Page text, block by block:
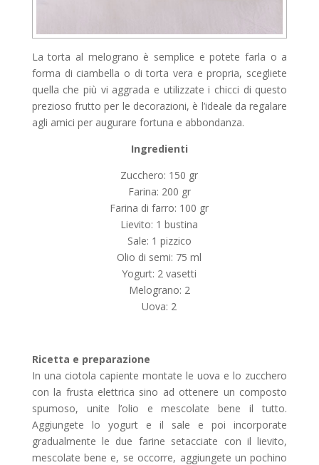
La torta al melograno è semplice e potete farla o a
forma di ciambella o di torta vera e propria, scegliete
quella che più vi aggrada e utilizzate i chicci di questo
prezioso frutto per le decorazioni, è l’ideale da regalare
agli amici per augurare fortuna e abbondanza.
Ingredienti
Zucchero: 150 gr
Farina: 200 gr
Farina di farro: 100 gr
Lievito: 1 bustina
Sale: 1 pizzico
Olio di semi: 75 ml
Yogurt: 2 vasetti
Melograno: 2
Uova: 2
Ricetta e preparazione
In una ciotola capiente montate le uova e lo zucchero
con la frusta elettrica sino ad ottenere un composto
spumoso, unite l’olio e mescolate bene il tutto.
Aggiungete lo yogurt e il sale e poi incorporate
gradualmente le due farine setacciate con il lievito,
mescolate bene e, se occorre, aggiungete un pochino